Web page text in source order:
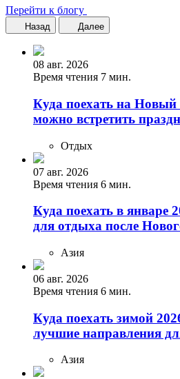
Перейти к блогу
Назад Далее
08 авг. 2026
Время чтения 7 мин.
Куда поехать на Новый
можно встретить
Отдых
07 авг. 2026
Время чтения 6 мин.
Куда поехать в январе
для отдыха после
Азия
06 авг. 2026
Время чтения 6 мин.
Куда поехать зимой
лучшие направления
Азия